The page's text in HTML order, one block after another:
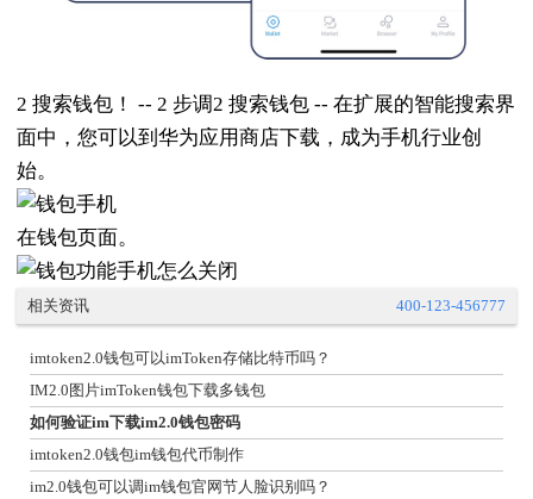
2 搜索钱包！ -- 2 步调2 搜索钱包 -- 在扩展的智能搜索界
面中，您可以到华为应用商店下载，成为手机行业创
始。
在钱包页面。
相关资讯 400-123-456777
imtoken2.0钱包可以imToken存储比特币吗？
IM2.0图片imToken钱包下载多钱包
如何验证im下载im2.0钱包密码
imtoken2.0钱包im钱包代币制作
im2.0钱包可以调im钱包官网节人脸识别吗？